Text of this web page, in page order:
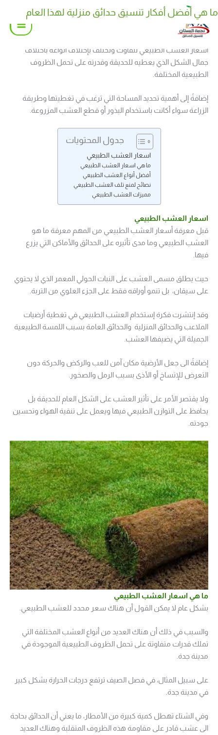
إلى
المحتوى
اسعار العشب الطبيعي تتفاوت وتختلف بإختلاف أنواعه باختلاف
جمال الشكل الذي يعطيه للحديقة وقدرته على تحمل الظروف
الطبيعية المختلفة.
إضافةً إلى أهمية تحديد المساحة التي ترغب في تغطيتها وطريقة
الزراعة سواء أكانت باستخدام البذور أو قطع العشب المزروعة.
جدول المحتويات
اسعار العشب الطبيعي
ما هي اسعار العشب الطبيعي
أفضل أنواع العشب الطبيعي
نصائح لمنع تلف العشب الطبيعي
مميزات العشب الطبيعي
اسعار العشب الطبيعي
قبل معرفة أسعار العشب الطبيعي من المهم معرفة ما هو
العشب الطبيعي وما مدى تأثيره على الحدائق والأماكن التي يزرع
فيها.
حيث يطلق مسمى العشب على النبات الحولي المعمر الذي لا يحتوي
على سيقان، بل تنمو أوراقه فقط على الجزء العلوي من التربة.
وقد إنتشرت فكرة إستخدام العشب الطبيعي في تغطية أرضيات
الملاعب والحدائق المنزلية والحدائق العامة بسبب اللمسة الطبيعية
الجميلة التي يضيفها العشب.
إضافةً الى جعل الأرضية مكان آمن للعب والركض والحركة دون
التعرض للإتساخ أو الأذى بسبب الرمل والصخور.
ولا يقتصر الأمر على تأثير العشب على الشكل العام للحديقة بل
يحافظ على التوازن الطبيعي فيها ويعمل على تنقية الهواء وتحسين
جودته.
ما هي اسعار العشب الطبيعي
بشكل عام لا يمكن القول أن هناك سعر محدد للعشب الطبيعي.
والسبب في ذلك أن هناك العديد من أنواع العشب المختلفة التي
تملك قدرات متفاوتة على تحمل الظروف الطبيعية الموجودة في
مدينة جدة.
على سبيل المثال، في فصل الصيف ترتفع درجات الحرارة بشكل كبير
في مدينة جدة.
وفي الشتاء تهطل كمية كبيرة من الأمطار، ما يعني أن الحدائق بحاجة
الى عشب قادر على مقاومة هذه الظروف المتقلبة وهناك العديد
كيف تختار نوع نوافير وشلالات منزلية مناسب لحديقتك
ما هي أفضل أفكار تنسيق حدائق منزلية لهذا العام